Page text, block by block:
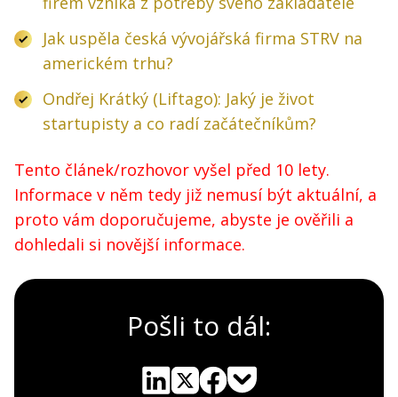
Jak uspěla česká vývojářská firma STRV na
americkém trhu?
Ondřej Krátký (Liftago): Jaký je život
startupisty a co radí začátečníkům?
Tento článek/rozhovor vyšel před 10 lety.
Informace v něm tedy již nemusí být aktuální, a
proto vám doporučujeme, abyste je ověřili a
dohledali si novější informace.
Pošli to dál: